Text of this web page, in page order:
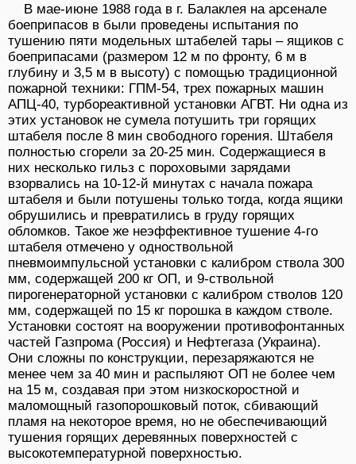
В мае-июне 1988 года в г. Балаклея на арсенале
боеприпасов в были проведены испытания по
тушению пяти модельных штабелей тары – ящиков с
боеприпасами (размером 12 м по фронту, 6 м в
глубину и 3,5 м в высоту) с помощью традиционной
пожарной техники: ГПМ-54, трех пожарных машин
АПЦ-40, турбореактивной установки АГВТ. Ни одна из
этих установок не сумела потушить три горящих
штабеля после 8 мин свободного горения. Штабеля
полностью сгорели за 20-25 мин. Содержащиеся в
них несколько гильз с пороховыми зарядами
взорвались на 10-12-й минутах с начала пожара
штабеля и были потушены только тогда, когда ящики
обрушились и превратились в груду горящих
обломков. Такое же неэффективное тушение 4-го
штабеля отмечено у одноствольной
пневмоимпульсной установки с калибром ствола 300
мм, содержащей 200 кг ОП, и 9-ствольной
пирогенераторной установки с калибром стволов 120
мм, содержащей по 15 кг порошка в каждом стволе.
Установки состоят на вооружении противофонтанных
частей Газпрома (Россия) и Нефтегаза (Украина).
Они сложны по конструкции, перезаряжаются не
менее чем за 40 мин и распыляют ОП не более чем
на 15 м, создавая при этом низкоскоростной и
маломощный газопорошковый поток, сбивающий
пламя на некоторое время, но не обеспечивающий
тушения горящих деревянных поверхностей с
высокотемпературной поверхностью.